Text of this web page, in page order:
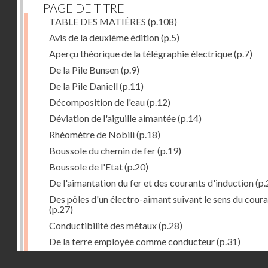
PAGE DE TITRE
TABLE DES MATIÈRES (p.108)
Avis de la deuxième édition(p.5)
Aperçu théorique de la télégraphie électrique(p.7)
De la Pile Bunsen(p.9)
De la Pile Daniell(p.11)
Décomposition de l'eau(p.12)
Déviation de l'aiguille aimantée(p.14)
Rhéomètre de Nobili(p.18)
Boussole du chemin de fer(p.19)
Boussole de l'Etat(p.20)
De l'aimantation du fer et des courants d'induction
Des pôles d'un électro-aimant suivant le sens du
(p.27)
Conductibilité des métaux(p.28)
De la terre employée comme conducteur(p.31)